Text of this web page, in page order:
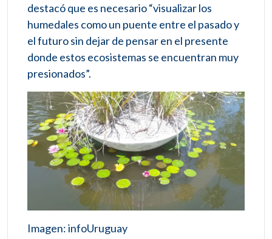
destacó que es necesario “visualizar los
humedales como un puente entre el pasado y
el futuro sin dejar de pensar en el presente
donde estos ecosistemas se encuentran muy
presionados”.
Imagen: infoUruguay